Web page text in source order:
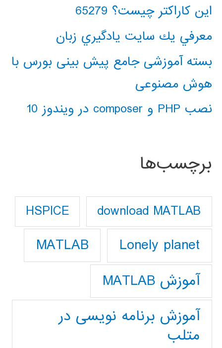
این کاراکتر چیست؟ 65279
معرفي يك سايت يادگيري زبان
بسته آموزشی جامع پیش بینی بورس با
هوش مصنوعی
نصب PHP و composer در ویندوز 10
برچسب‌ها
download MATLAB
HSPICE
Lonely planet
MATLAB
آموزش MATLAB
آموزش برنامه نویسی در
متلب